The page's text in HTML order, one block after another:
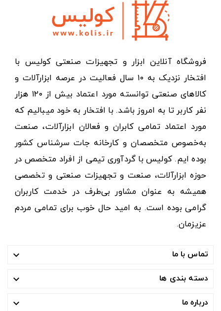
فروشگاه آنلاین ابزار و تجهیزات صنعتی کولیس با
افتخار نزدیک به ۱۰ سال فعالیت در عرصه ابزارآلات و
کالاهای صنعتی توانسته مورد اعتماد بیش از ۱۲۰ هزار
نفر کاربر تا به امروز باشد. با افتخار به خود میبالیم که
مورد اعتماد تمامی کابران و فعالان ابزارآلات، صنعت
به‌خصوص متخصصان و کارخانه جات سرشناس کشور
بوده ایم. کولیس با گردآوری تیمی از افراد متخصص در
حوزه ابزارآلات، صنعت و تجهیزات صنعتی و تخصصی
همیشه به عنوان مشاور بی‌طرف در خدمت کاربران
گرامی بوده است. به امید حال خوب برای تمامی مردم
عزیزمان.
تماس با ما 
دسته بندی ها 
درباره ما 